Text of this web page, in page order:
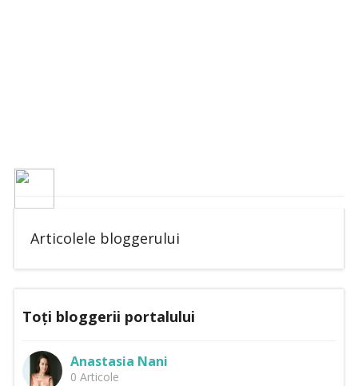
Articolele bloggerului
Toți bloggerii portalului
Anastasia Nani
0 Articole